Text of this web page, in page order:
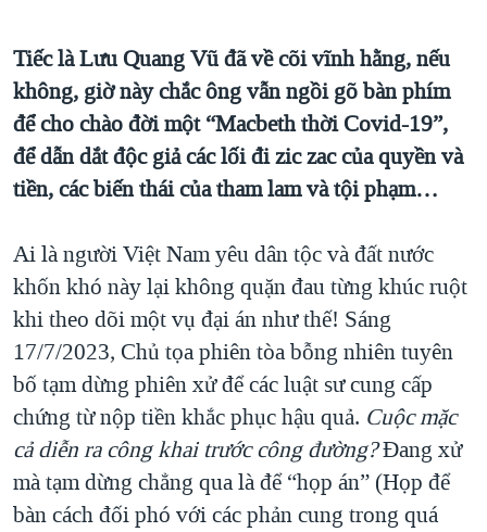
THƯỢNG ĐỈNH TRUMP-KIM TẠI VIỆT NAM
TRỊNH VĨNH BÌNH VS. CHÍNH PHỦ VIỆT NAM
NGƯ DÂN VIỆT VÀ LÀN SÓNG TRỘM HẢI SÂM
BÊN KIA QUỐC LỘ: TIẾNG VỌNG TỪ NÔNG THÔN MỸ
Tiếc là Lưu Quang Vũ đã về cõi vĩnh hằng, nếu
không, giờ này chắc ông vẫn ngồi gõ bàn phím
để cho chào đời một “Macbeth thời Covid-19”,
để dẫn dắt độc giả các lối đi zic zac của quyền và
tiền, các biến thái của tham lam và tội phạm…
Ai là người Việt Nam yêu dân tộc và đất nước
khốn khó này lại không quặn đau từng khúc ruột
khi theo dõi một vụ đại án như thế! Sáng
17/7/2023, Chủ tọa phiên tòa bỗng nhiên tuyên
bố tạm dừng phiên xử để các luật sư cung cấp
chứng từ nộp tiền khắc phục hậu quả. Cuộc mặc
cả diễn ra công khai trước công đường?Đang xử
mà tạm dừng chẳng qua là để “họp án” (Họp để
bàn cách đối phó với các phản cung trong quá